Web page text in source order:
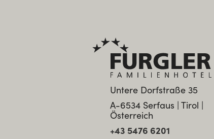
Untere Dorfstraße 35
A-6534 Serfaus | Tirol |
Österreich
+43 5476 6201